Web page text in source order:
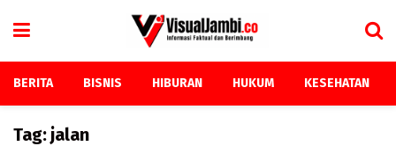
BERITA BISNIS HIBURAN HUKUM KESEHATAN
Tag: jalan